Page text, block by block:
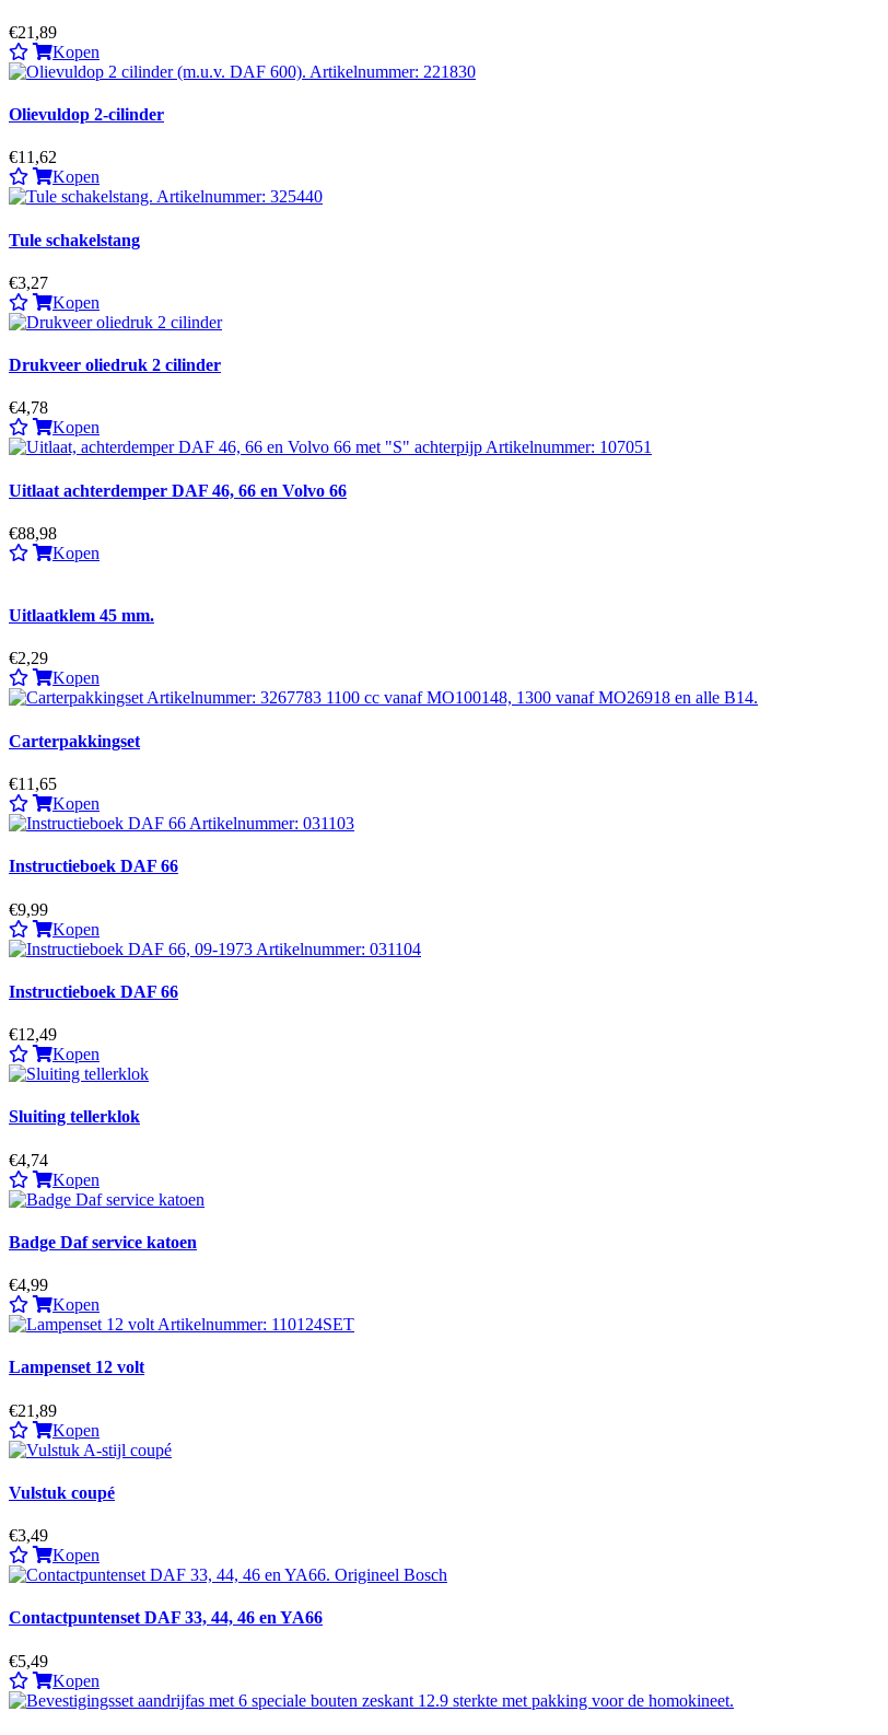
€21,89
Kopen
Olievuldop 2-cilinder
€11,62
Kopen
Tule schakelstang
€3,27
Kopen
Drukveer oliedruk 2 cilinder
€4,78
Kopen
Uitlaat achterdemper DAF 46, 66 en Volvo 66
€88,98
Kopen
Uitlaatklem 45 mm.
€2,29
Kopen
Carterpakkingset
€11,65
Kopen
Instructieboek DAF 66
€9,99
Kopen
Instructieboek DAF 66
€12,49
Kopen
Sluiting tellerklok
€4,74
Kopen
Badge Daf service katoen
€4,99
Kopen
Lampenset 12 volt
€21,89
Kopen
Vulstuk coupé
€3,49
Kopen
Contactpuntenset DAF 33, 44, 46 en YA66
€5,49
Kopen